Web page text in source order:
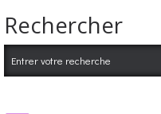
Rechercher